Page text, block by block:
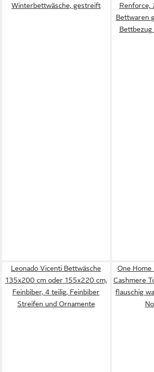
Winterbettwäsche, gestreift
Renforce,
Bettwaren
Bettbezug
Leonado Vicenti Bettwäsche
135x200 cm oder 155x220 cm,
Feinbiber, 4 teilig, Feinbiber
Streifen und Ornamente
One
Cashmere
flauschig